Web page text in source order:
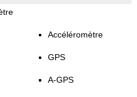
Accéléromètre
GPS
A-GPS